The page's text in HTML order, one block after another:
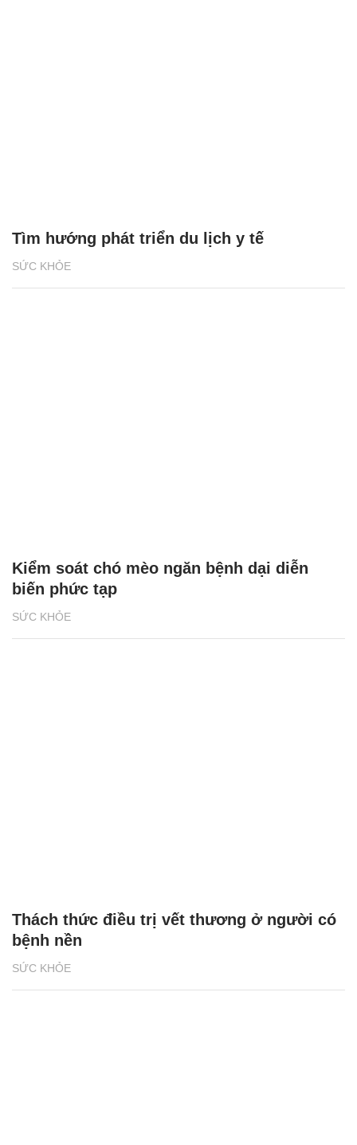
SỨC KHỎE
Tìm hướng phát triển du lịch y tế
SỨC KHỎE
Kiểm soát chó mèo ngăn bệnh dại diễn
biến phức tạp
SỨC KHỎE
Thách thức điều trị vết thương ở người có
bệnh nền